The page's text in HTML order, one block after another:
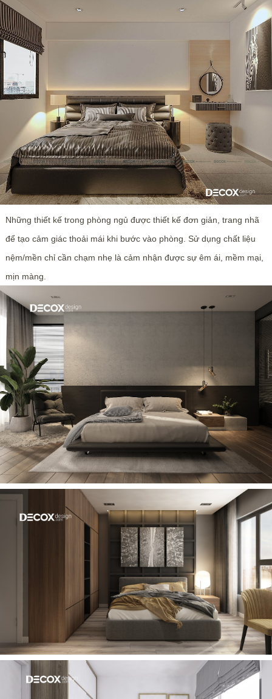
Những thiết kế trong phòng ngủ được thiết kế đơn giản, trang nhã
để tạo cảm giác thoải mái khi bước vào phòng. Sử dụng chất liệu
nệm/mền chỉ cần chạm nhẹ là cảm nhận được sự êm ái, mềm mại,
mịn màng.